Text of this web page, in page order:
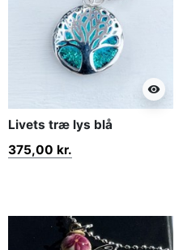
visibility
Livets træ lys blå
375,00 kr.